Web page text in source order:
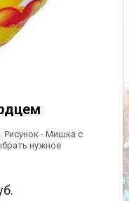
- Мишка с
нужное